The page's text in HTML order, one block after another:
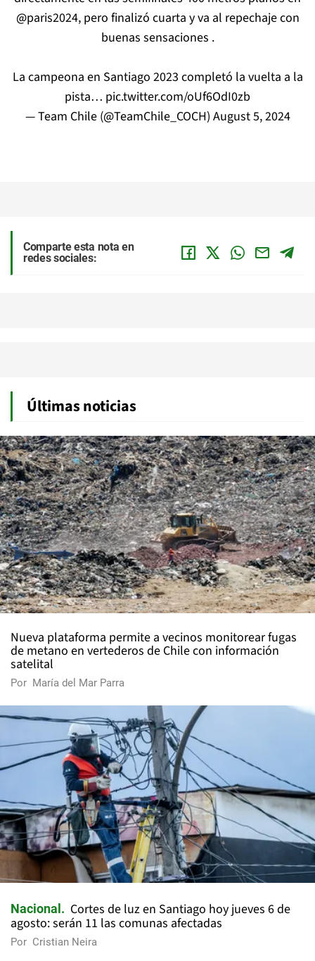
@paris2024, pero finalizó cuarta y va al repechaje con
buenas sensaciones .
La campeona en Santiago 2023 completó la vuelta a la
pista… pic.twitter.com/oUf6OdI0zb
— Team Chile (@TeamChile_COCH) August 5, 2024
Comparte esta nota en
redes sociales:
Últimas noticias
Nueva plataforma permite a vecinos monitorear fugas
de metano en vertederos de Chile con información
satelital
Por María del Mar Parra
Nacional
Cortes de luz en Santiago hoy jueves 6 de
agosto: serán 11 las comunas afectadas
Por Cristian Neira